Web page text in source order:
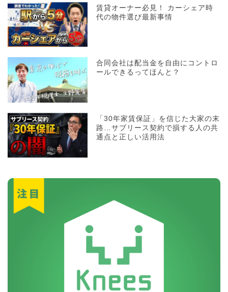
賃貸オーナー必見！ カーシェア時
代の物件選び最新事情
合同会社は配当金を自由にコントロ
ールできるってほんと？
「30年家賃保証」を信じた大家の末
路…サブリース契約で損する人の共
通点と正しい活用法